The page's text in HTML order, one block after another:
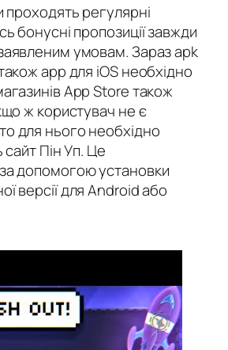
проходять регулярні
бонусні пропозиції завжди
умовам. Зараз apk
app для iOS необхідно
App Store також
ж користувач не є
для нього необхідно
сайт Пін Уп. Це
допомогою установки
версії для Android або